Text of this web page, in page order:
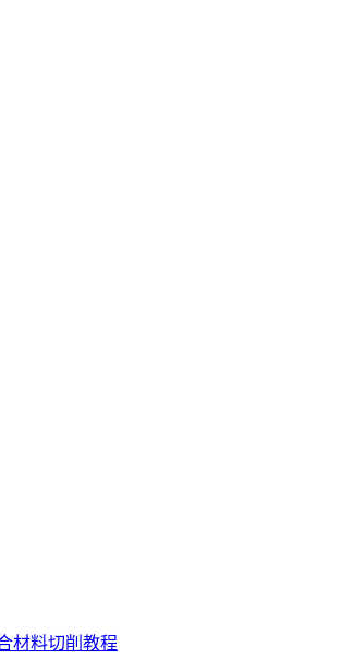
材料切削教程